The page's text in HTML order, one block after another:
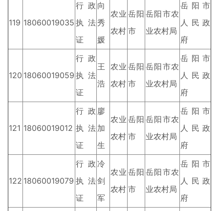
119 18060019035
行政
执法
证
向
秀
媛
农业
农村
岳阳
市
岳阳市农
业农村局
岳阳市
人民政
府
120 18060019059
行政
执法
证
王
浩
农业
农村
岳阳
市
岳阳市农
业农村局
岳阳市
人民政
府
121 18060019012
行政
执法
证
廖
加
生
农业
农村
岳阳
市
岳阳市农
业农村局
岳阳市
人民政
府
122 18060019079
行政
执法
证
冷
剑
军
农业
农村
岳阳
市
岳阳市农
业农村局
岳阳市
人民政
府